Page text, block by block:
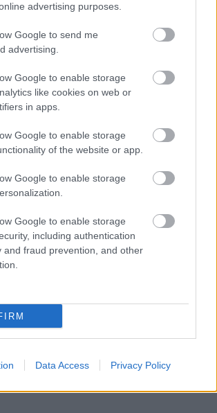
advertising purposes.
Google to send me
advertising.
Google to enable storage
like cookies on web or
in apps.
Google to enable storage
of the website or app.
Google to enable storage
Google to enable storage
including authentication
and fraud prevention, and other
Data Access Privacy Policy
έως 150 ευρώ – Ποιοι
το δικαιούνται
η λέξη «ρίψασπις»
σε σχολεία: 1.116 θέσεις
με απολυτήριο γυμνασίου
η λέξη «ευκτός»
Ζώα Θεσσαλία Υγεία